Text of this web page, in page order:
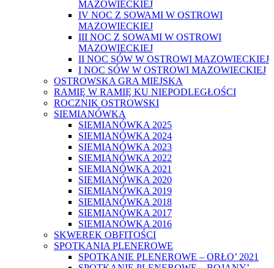
MAZOWIECKIEJ
IV NOC Z SOWAMI W OSTROWI
MAZOWIECKIEJ
III NOC Z SOWAMI W OSTROWI
MAZOWIECKIEJ
II NOC SÓW W OSTROWI MAZOWIECKIEJ
I NOC SÓW W OSTROWI MAZOWIECKIEJ
OSTROWSKA GRA MIEJSKA
RAMIĘ W RAMIĘ KU NIEPODLEGŁOŚCI
ROCZNIK OSTROWSKI
SIEMIANÓWKA
SIEMIANÓWKA 2025
SIEMIANÓWKA 2024
SIEMIANÓWKA 2023
SIEMIANÓWKA 2022
SIEMIANÓWKA 2021
SIEMIANÓWKA 2020
SIEMIANÓWKA 2019
SIEMIANÓWKA 2018
SIEMIANÓWKA 2017
SIEMIANÓWKA 2016
SKWEREK OBFITOŚCI
SPOTKANIA PLENEROWE
SPOTKANIE PLENEROWE – ORŁO’ 2021